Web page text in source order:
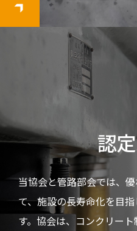
認
当協会と管路部会では、
て、施設の長寿命化を目
す。協会は、コンクリー